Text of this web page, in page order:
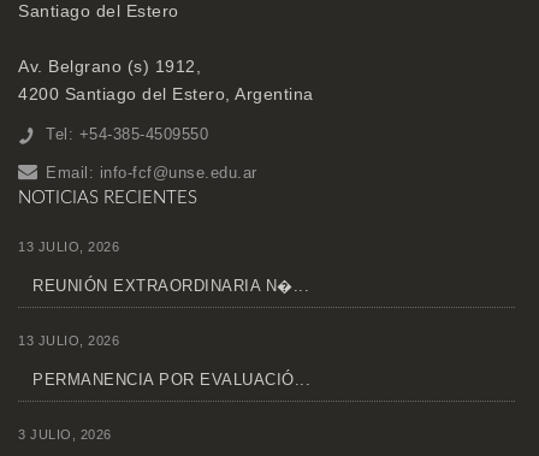
Santiago del Estero
Av. Belgrano (s) 1912,
4200 Santiago del Estero, Argentina
Tel: +54-385-4509550
Email: info-fcf@unse.edu.ar
NOTICIAS RECIENTES
13 JULIO, 2026
REUNIÓN EXTRAORDINARIA N�...
13 JULIO, 2026
PERMANENCIA POR EVALUACIÓ...
3 JULIO, 2026